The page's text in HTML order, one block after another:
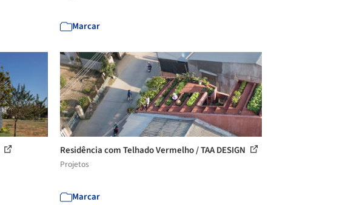
Marcar
Residência com Telhado Vermelho / TAA DESIGN
Projetos
Marcar